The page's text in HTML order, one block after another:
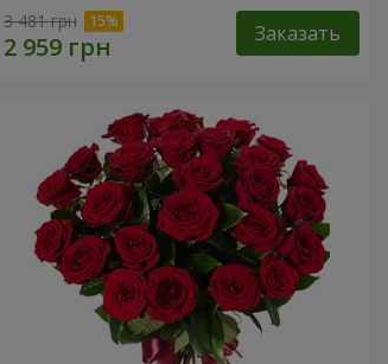
3 481 грн Заказать